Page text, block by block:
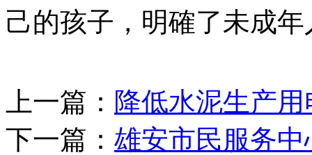
己的孩子，明確了未成
上一篇： 降低水泥生产
下一篇： 雄安市民服务